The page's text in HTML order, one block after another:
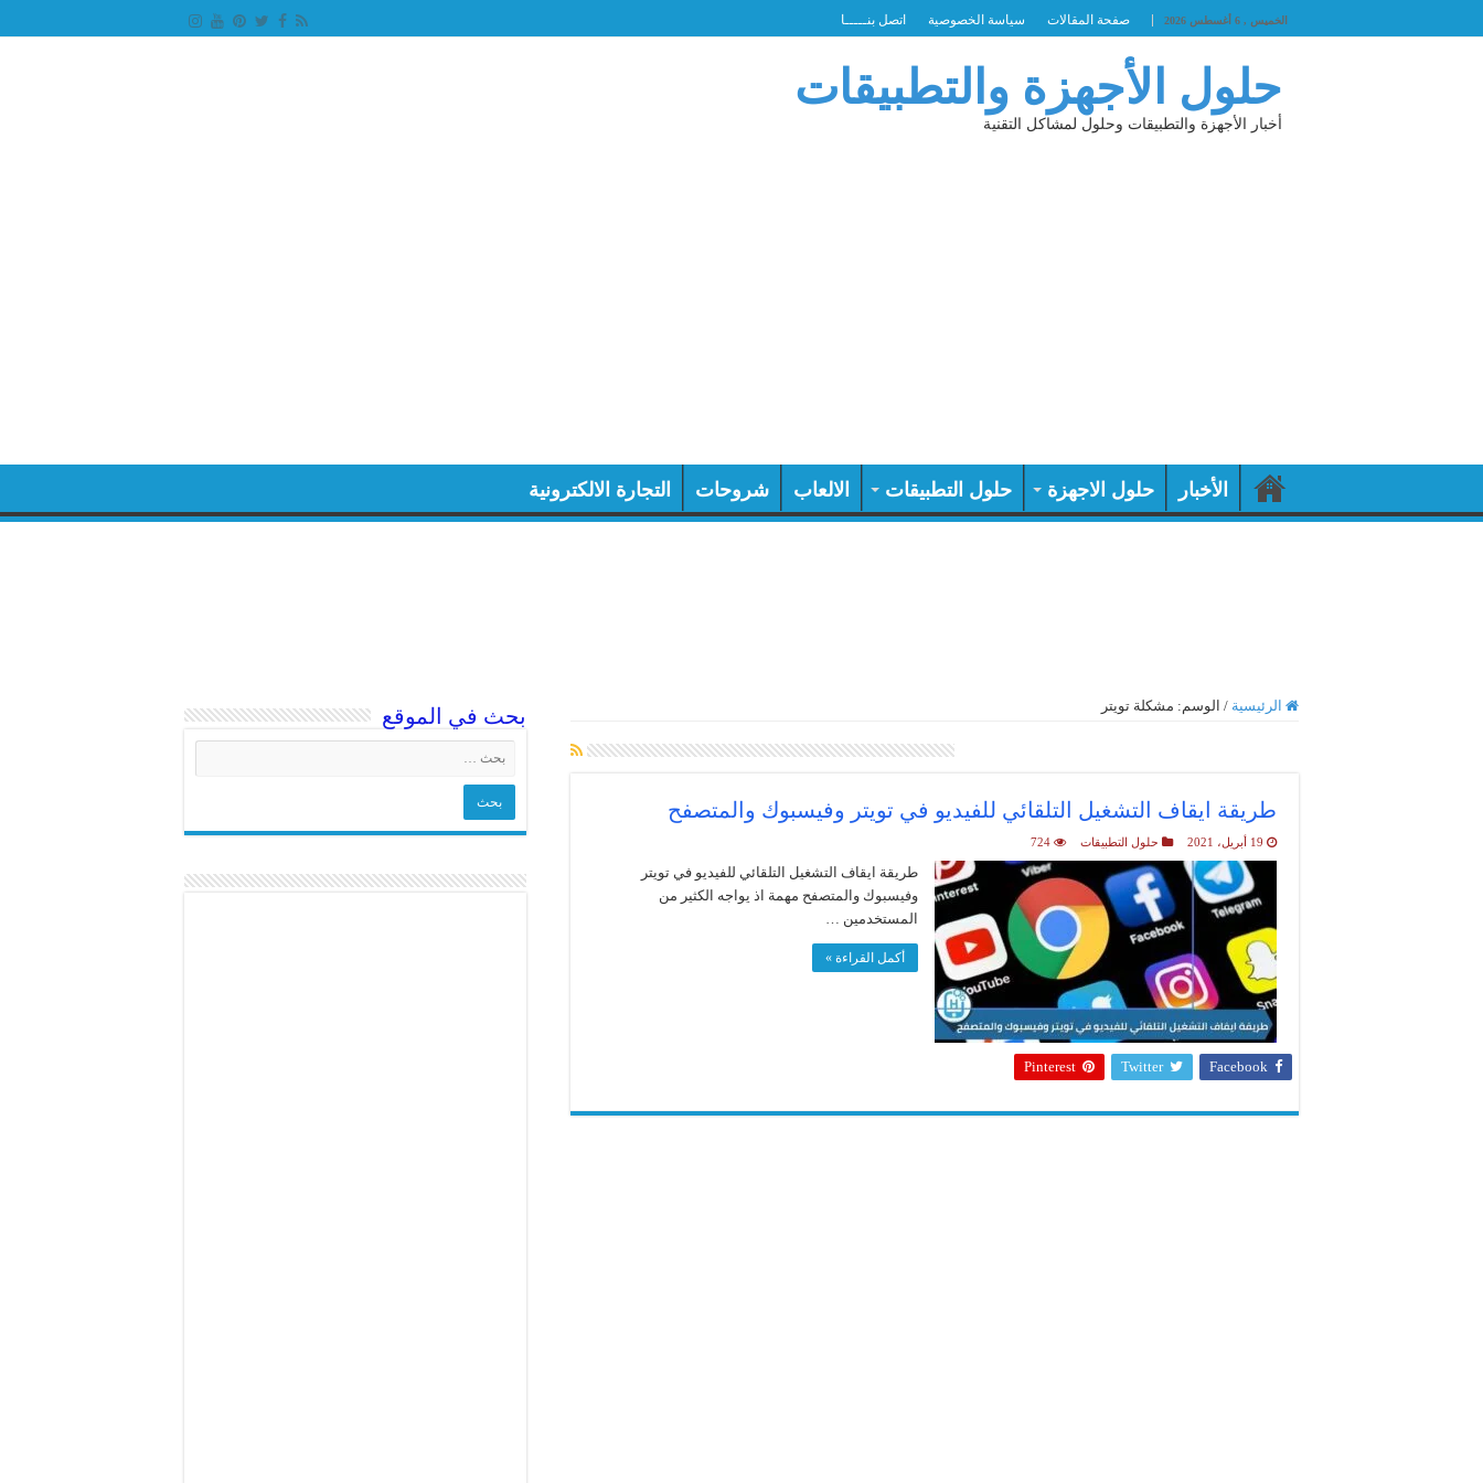
الخميس , 6 أغسطس 2026 صفحة المقالات سياسة الخصوصية اتصل بنـــــا
حلول الأجهزة والتطبيقات
أخبار الأجهزة والتطبيقات وحلول لمشاكل التقنية
الأخبار حلول الاجهزة حلول التطبيقات الالعاب شروحات التجارة الالكترونية
الرئيسية / الوسم: مشكلة تويتر
طريقة ايقاف التشغيل التلقائي للفيديو في تويتر وفيسبوك والمتصفح
19 أبريل، 2021 حلول التطبيقات 724
طريقة ايقاف التشغيل التلقائي للفيديو في تويتر
وفيسبوك والمتصفح مهمة اذ يواجه الكثير من
المستخدمين …
أكمل القراءة »
Facebook
Twitter
Pinterest
بحث في الموقع